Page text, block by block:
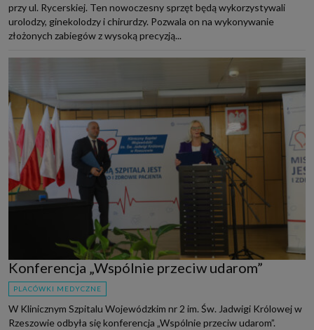
przy ul. Rycerskiej. Ten nowoczesny sprzęt będą wykorzystywali
urolodzy, ginekolodzy i chirurdzy. Pozwala on na wykonywanie
złożonych zabiegów z wysoką precyzją...
Konferencja „Wspólnie przeciw udarom”
PLACÓWKI MEDYCZNE
W Klinicznym Szpitalu Wojewódzkim nr 2 im. Św. Jadwigi Królowej w
Rzeszowie odbyła się konferencja „Wspólnie przeciw udarom”.